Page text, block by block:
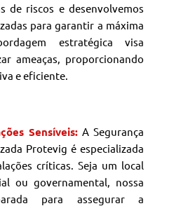
de riscos e desenvolvemos
para garantir a máxima
estratégica visa
ameaças, proporcionando
e eficiente.
Sensíveis: A Segurança
Protevig é especializada
críticas. Seja um local
ou governamental, nossa
para assegurar a